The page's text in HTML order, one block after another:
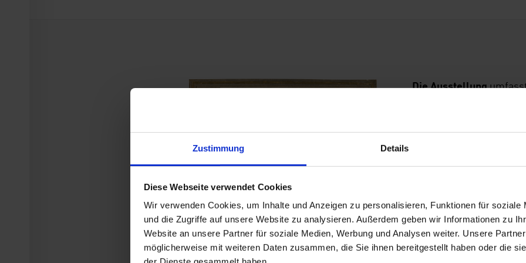
Zustimmung Details
Diese Webseite verwendet Cookies
Wir verwenden Cookies, um Inhalte und Anzeigen zu personalisieren, Funktionen für soziale
und die Zugriffe auf unsere Website zu analysieren. Außerdem geben wir Informationen zu
Website an unsere Partner für soziale Medien, Werbung und Analysen weiter. Unsere
möglicherweise mit weiteren Daten zusammen, die Sie ihnen bereitgestellt haben oder die
Die Ausstellung
Staatlichen
sienesische
oder das Blatt mit
Buonarroti
Strichtechnik von
einer Reihe
(1472–1517) ist auch
Rötelblatt „Zwei
unter die schönsten
dieses Hauptvertreters
ist. Darüber hinaus
Fachwelt bekannt
„Brustbild eines